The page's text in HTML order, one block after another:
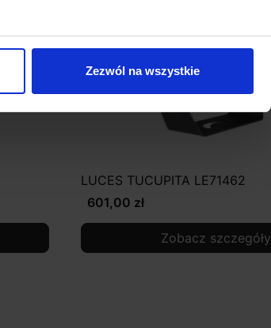
Zezwól na wszystkie
LUCES TUCUPITA LE71462
601,00 zł
Zobacz szczegóły